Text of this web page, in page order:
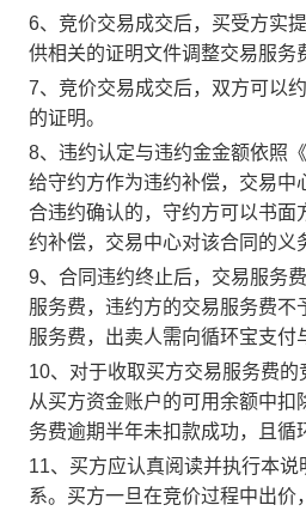
6、竞价交易成交后，买受方实
供相关的证明文件调整交易服务
7、竞价交易成交后，双方可以
的证明。
8、违约认定与违约金金额依照
给守约方作为违约补偿，交易中
合违约确认的，守约方可以书面
约补偿，交易中心对该合同的义
9、合同违约终止后，交易服务
服务费，违约方的交易服务费
服务费，出卖人需向循环宝支
10、对于收取买方交易服务费
从买方资金账户的可用余额中
务费逾期半年未扣款成功，且
11、买方应认真阅读并执行本
系。买方一旦在竞价过程中出